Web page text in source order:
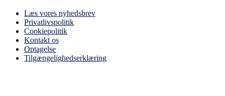
Læs vores nyhedsbrev
Privatlivspolitik
Cookiepolitik
Kontakt os
Optagelse
Tilgængelighedserklæring